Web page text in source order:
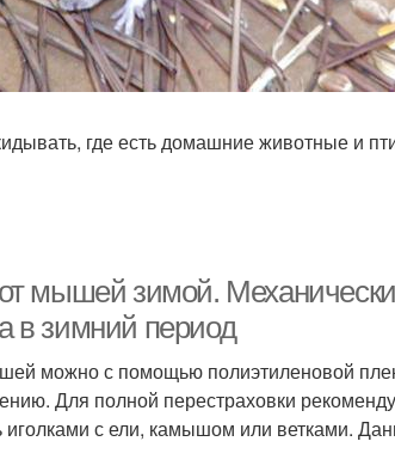
где есть домашние животные и
от мышей зимой.
в зимний период
можно с помощью полиэтиленовой
Для полной перестраховки
с ели, камышом или ветками.